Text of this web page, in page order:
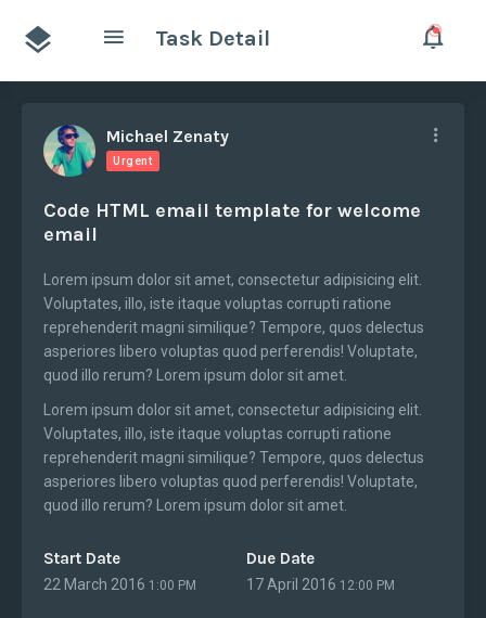
Task Detail
Michael Zenaty
Urgent
Code HTML email template for welcome
email
Lorem ipsum dolor sit amet, consectetur adipisicing elit.
Voluptates, illo, iste itaque voluptas corrupti ratione
reprehenderit magni similique? Tempore, quos delectus
asperiores libero voluptas quod perferendis! Voluptate,
quod illo rerum? Lorem ipsum dolor sit amet.
Lorem ipsum dolor sit amet, consectetur adipisicing elit.
Voluptates, illo, iste itaque voluptas corrupti ratione
reprehenderit magni similique? Tempore, quos delectus
asperiores libero voluptas quod perferendis! Voluptate,
quod illo rerum? Lorem ipsum dolor sit amet.
Start Date
22 March 2016 1:00 PM
Due Date
17 April 2016 12:00 PM